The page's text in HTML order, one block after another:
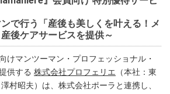
で行う「産後も美しくを叶える！メ
後ケアサービスを提供～
けマンツーマン・プロフェッショナル・
供する 株式会社プロフェリエ （本社：東
村昭夫）は、株式会社ポーラと連携し、